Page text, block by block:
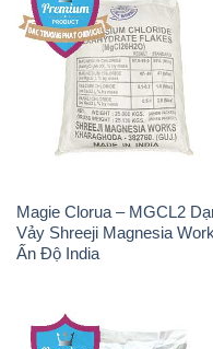
Magie Clorua – MGCL2
Vảy Shreeji Magnesia
Ấn Độ India